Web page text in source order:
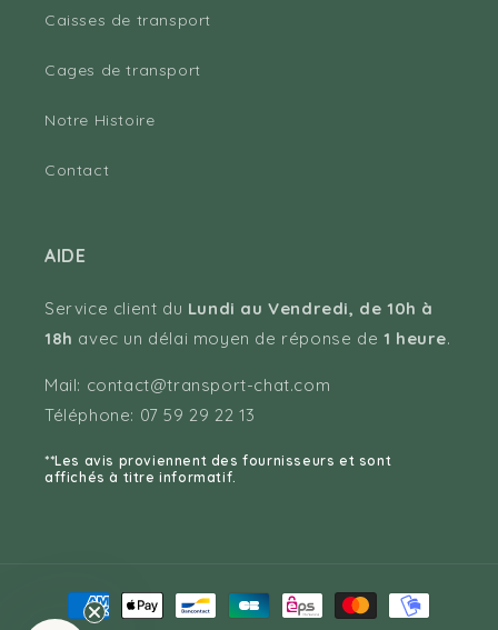
Caisses de transport
Cages de transport
Notre Histoire
Contact
AIDE
Service client du Lundi au Vendredi, de 10h à
18h avec un délai moyen de réponse de 1 heure.
Mail: contact@transport-chat.com
Téléphone: 07 59 29 22 13
**Les avis proviennent des fournisseurs et sont
affichés à titre informatif.
Moyens
de